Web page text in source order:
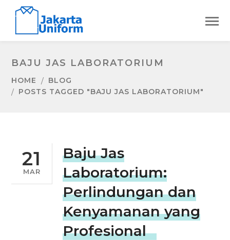
BAJU JAS LABORATORIUM
HOME
BLOG
POSTS TAGGED "BAJU JAS LABORATORIUM"
21
MAR
Baju Jas
Laboratorium:
Perlindungan dan
Kenyamanan yang
Profesional